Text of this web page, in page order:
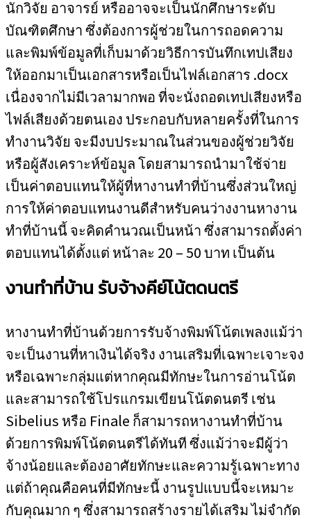
นักวิจัย อาจารย์ หรืออาจจะเป็นนักศึกษาระดับ
บัณฑิตศึกษา ซึ่งต้องการผู้ช่วยในการถอดความ
และพิมพ์ข้อมูลที่เก็บมาด้วยวิธีการบันทึกเทปเสียง
ให้ออกมาเป็นเอกสารหรือเป็นไฟล์เอกสาร .docx
เนื่องจากไม่มีเวลามากพอ ที่จะนั่งถอดเทปเสียงหรือ
ไฟล์เสียงด้วยตนเอง ประกอบกับหลายครั้งที่ในการ
ทำงานวิจัย จะมีงบประมาณในส่วนของผู้ช่วยวิจัย
หรือผู้สังเคราะห์ข้อมูล โดยสามารถนำมาใช้จ่าย
เป็นค่าตอบแทนให้ผู้ที่หางานทำที่บ้านซึ่งส่วนใหญ่
การให้ค่าตอบแทนงานดีสำหรับคนว่างงานหางาน
ทำที่บ้านนี้ จะคิดคำนวณเป็นหน้า ซึ่งสามารถตั้งค่า
ตอบแทนได้ตั้งแต่ หน้าละ 20 – 50 บาท เป็นต้น
งานทำที่บ้าน รับจ้างคีย์โน้ตดนตรี
หางานทำที่บ้านด้วยการรับจ้างพิมพ์โน้ตเพลงแม้ว่า
จะเป็นงานที่หาเงินได้จริง งานเสริมที่เฉพาะเจาะจง
หรือเฉพาะกลุ่มแต่หากคุณมีทักษะในการอ่านโน้ต
และสามารถใช้โปรแกรมเขียนโน้ตดนตรี เช่น
Sibelius หรือ Finale ก็สามารถหางานทำที่บ้าน
ด้วยการพิมพ์โน้ตดนตรีได้ทันที ซึ่งแม้ว่าจะมีผู้ว่า
จ้างน้อยและต้องอาศัยทักษะและความรู้เฉพาะทาง
แต่ถ้าคุณคือคนที่มีทักษะนี้ งานรูปแบบนี้จะเหมาะ
กับคุณมาก ๆ ซึ่งสามารถสร้างรายได้เสริม ไม่จำกัด